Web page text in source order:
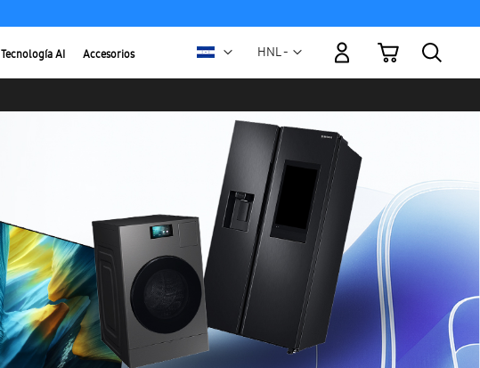
Tecnología AI Accesorios Moneda
HNL -
Mi carrito